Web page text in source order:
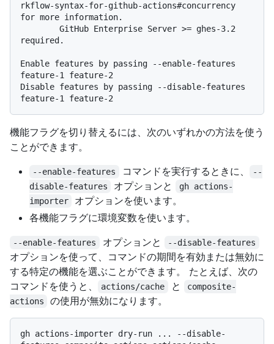
rkflow-syntax-for-github-actions#concurrency
for more information.
required.
Enable features by passing --enable-features
feature-1 feature-2
Disable features by passing --disable-features
機能フラグを切り替えるには、次のいずれかの方法を使う
ことができます。
--enable-features コマンドを実行するときに、
--
disable-features
オプションと
gh actions-
importer
オプションを使います。
各機能フラグに環境変数を使います。
--enable-features オプションと --disable-features
オプションを使って、コマンドの期間を有効または無効に
する特定の機能を選ぶことができます。 たとえば、次の
コマンドを使うと、
actions/cache と
composite-
actions
の使用が無効になります。
gh actions-importer dry-run ... --disable-